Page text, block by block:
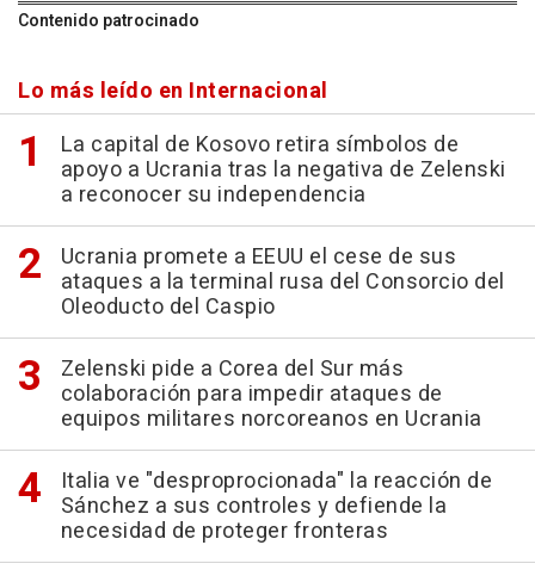
Contenido patrocinado
Lo más leído en Internacional
La capital de Kosovo retira símbolos de
apoyo a Ucrania tras la negativa de Zelenski
a reconocer su independencia
Ucrania promete a EEUU el cese de sus
ataques a la terminal rusa del Consorcio del
Oleoducto del Caspio
Zelenski pide a Corea del Sur más
colaboración para impedir ataques de
equipos militares norcoreanos en Ucrania
Italia ve "desproprocionada" la reacción de
Sánchez a sus controles y defiende la
necesidad de proteger fronteras